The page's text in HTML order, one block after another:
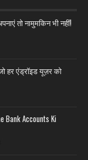
तो नामुमकिन भी नहीं!
हर एंड्रॉइड यूज़र को
Bank Accounts Ki